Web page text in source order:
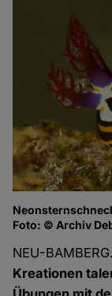
Foto: © Archiv
NEU-
Kreationen